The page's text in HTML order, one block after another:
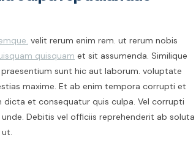
velit rerum enim rem. ut rerum nobis
quisquam et sit assumenda. Similique
sunt hic aut laborum. voluptate
maxime. Et ab enim tempora corrupti et
et consequatur quis culpa. Vel corrupti
Debitis vel officiis reprehenderit ab soluta